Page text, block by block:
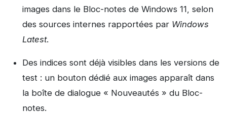
images dans le Bloc-notes de Windows 11, selon
des sources internes rapportées par Windows
Latest.
Des indices sont déjà visibles dans les versions de
test : un bouton dédié aux images apparaît dans
la boîte de dialogue « Nouveautés » du Bloc-
notes.